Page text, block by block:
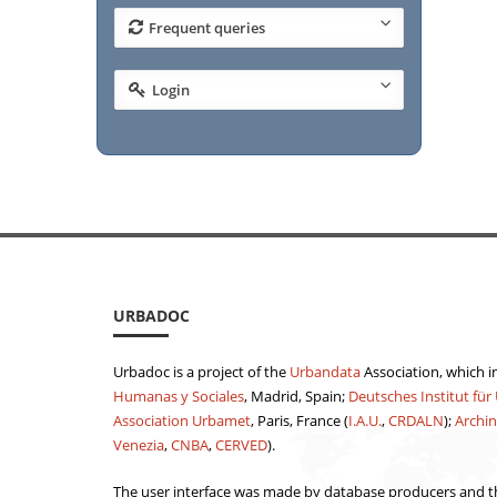
Frequent queries
Login
URBADOC
Urbadoc is a project of the UrbandataAssociation, which
Humanas y Sociales, Madrid, Spain; Deutsches Institut für
Association Urbamet, Paris, France (I.A.U.,CRDALN);
Venezia,CNBA,CERVED).
The user interface was made by database producers and